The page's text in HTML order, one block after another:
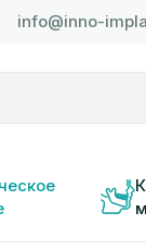
info@inno-